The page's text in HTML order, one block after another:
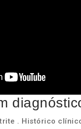
. Histórico